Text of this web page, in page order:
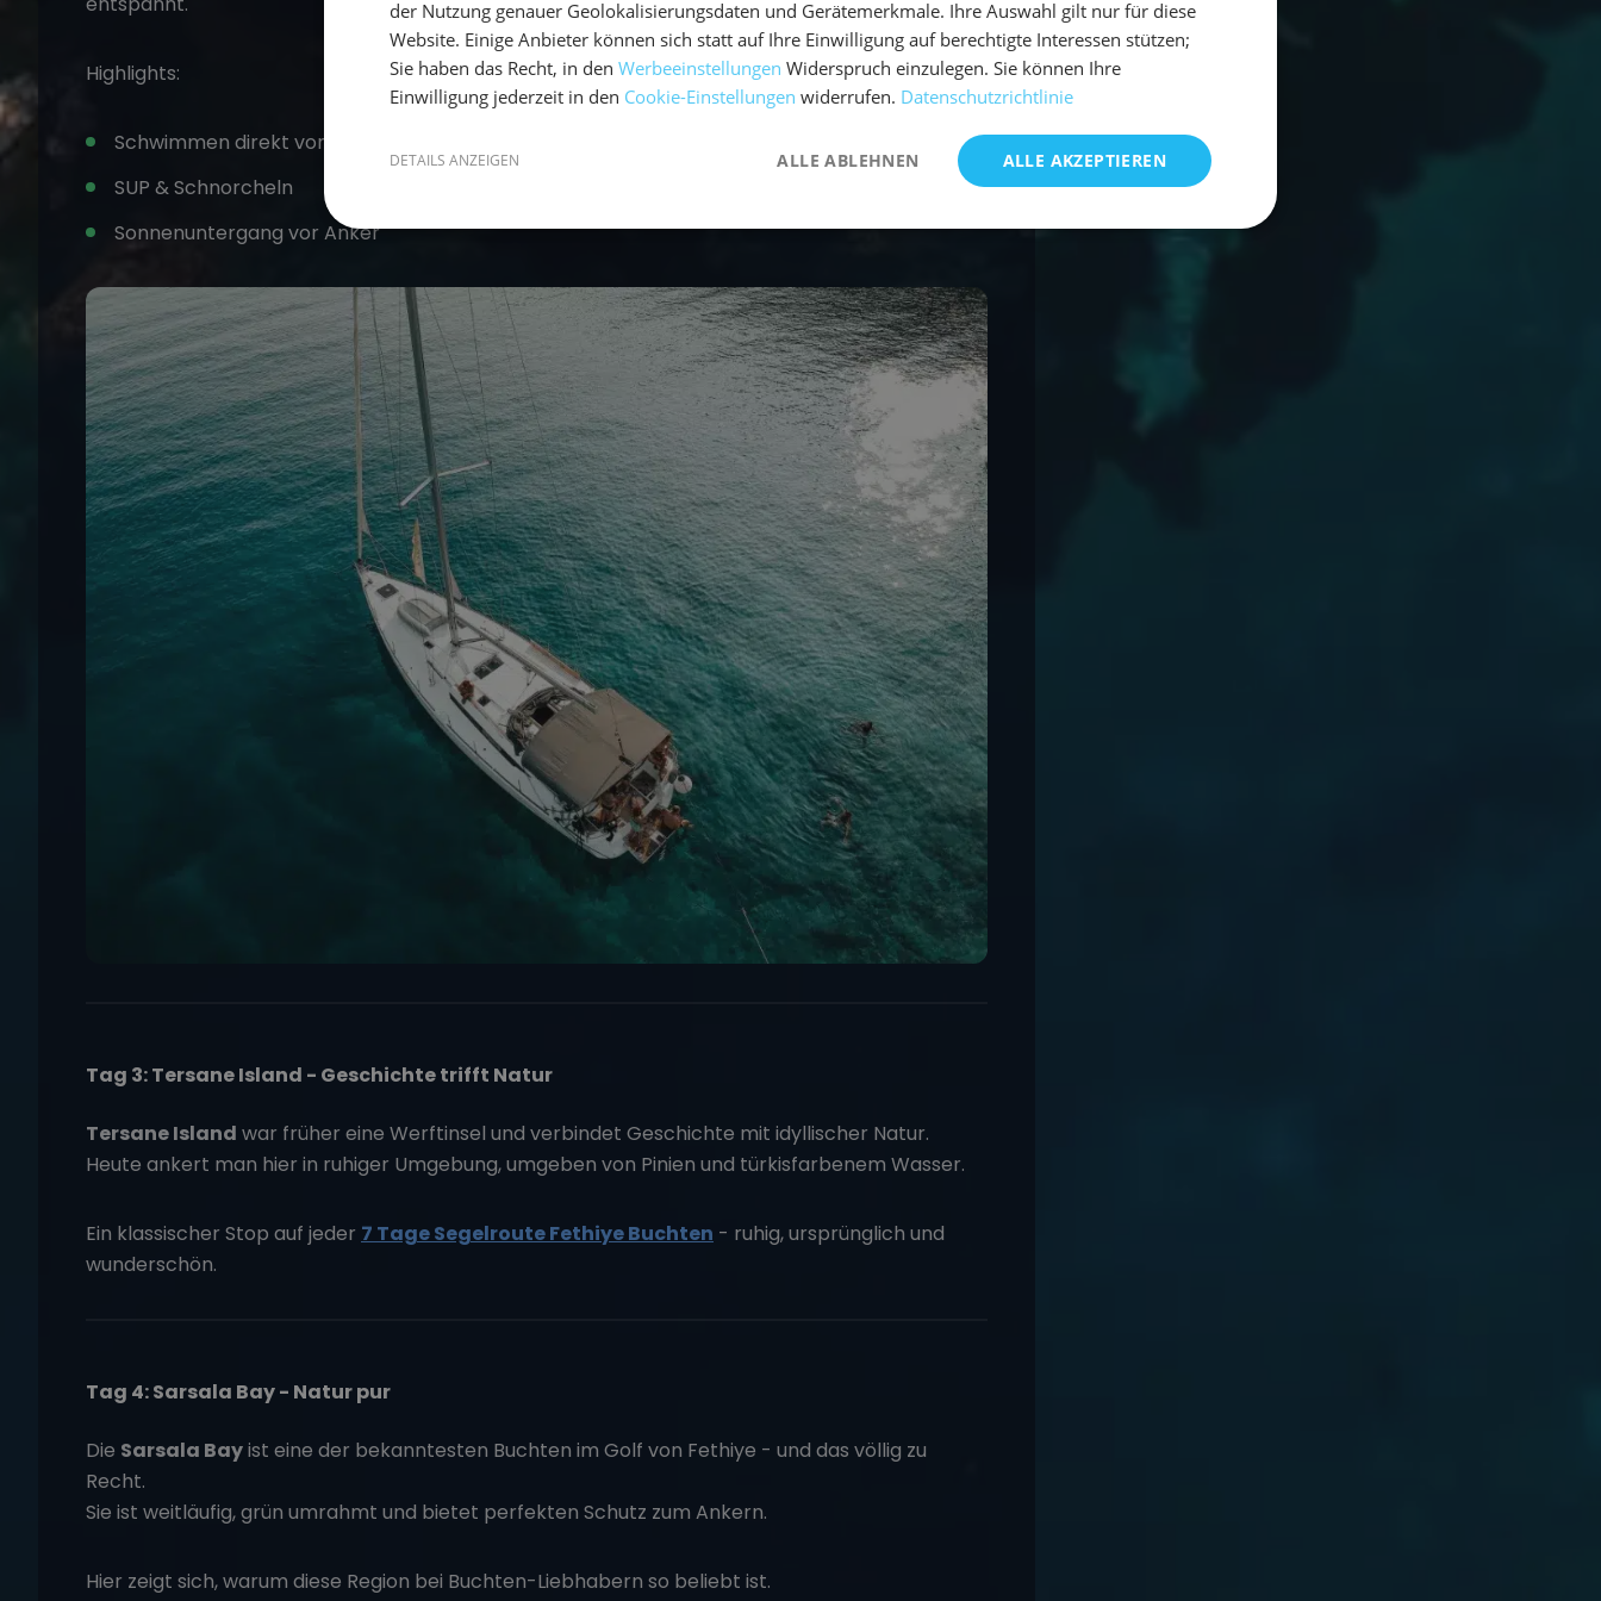
Highlights:
Schwimmen direkt vom Boot
SUP & Schnorcheln
Sonnenuntergang vor Anker
Tag 3: Tersane Island - Geschichte trifft Natur
Tersane Island war früher eine Werftinsel und verbindet Geschichte mit idyllischer Natur.
Heute ankert man hier in ruhiger Umgebung, umgeben von Pinien und türkisfarbenem Wasser.
Ein klassischer Stop auf jeder 7 Tage Segelroute Fethiye Buchten - ruhig, ursprünglich und
wunderschön.
Tag 4: Sarsala Bay - Natur pur
Die Sarsala Bayist eine der bekanntesten Buchten im Golf von Fethiye - und das völlig zu
Recht.
Sie ist weitläufig, grün umrahmt und bietet perfekten Schutz zum Ankern.
Hier zeigt sich, warum diese Region bei Buchten-Liebhabern so beliebt ist.
der Nutzung genauer Geolokalisierungsdaten und Gerätemerkmale. Ihre Auswahl gilt nur für diese
Website. Einige Anbieter können sich statt auf Ihre Einwilligung auf berechtigte Interessen stützen;
Sie haben das Recht, in den Werbeeinstellungen Widerspruch einzulegen. Sie können Ihre
Einwilligung jederzeit in den Cookie-Einstellungen widerrufen. Datenschutzrichtlinie
ALLE AKZEPTIEREN
ALLE ABLEHNEN
DETAILS ANZEIGEN